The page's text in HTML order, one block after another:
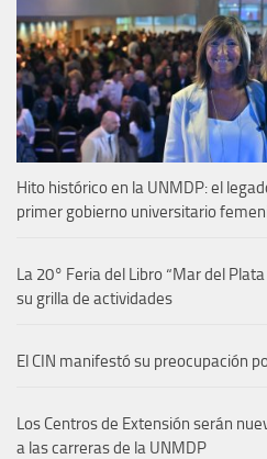
Hito histórico en la UNMDP: el
primer gobierno universitario
La 20° Feria del Libro “Mar del
su grilla de actividades
El CIN manifestó su preocupación
Los Centros de Extensión serán
a las carreras de la UNMDP